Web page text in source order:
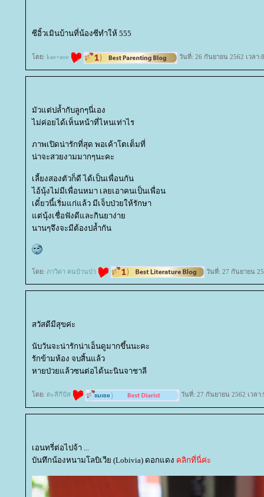
ซีอิ้วเมินบ้านที่น้องซีทำให้ 555
ดย: kae+aoe วันที่: 26 กันยายน 2562 เวลา
มัวแต่ปล้ำกับลูกๆนี่เอง
ไม่ค่อยได้เห็นหน้าที่ไหนเท่าไร
ภาพเปิดน่ารักที่สุด พอเค้าโตเต็มที่
น่าจะสวยงามมากๆนะคะ
เลี้ยงสองตัวก็ดี ได้เป็นเพื่อนกัน
ไอ้นุ้งไม่มีเพื่อนหมา เลยเอาคนเป็นเพื่อน
เดี๋ยวนี้เริ่มแก่แล้ว มีเจ็บป่วยให้รักษา
ต่นุ้งเชื่อฟังดีและกินยาง่า
นานๆจึงจะมีต้องปล้ำกัน
ดย: ภาวิดา คนบ้านป่า วันที่: 27 กันยายน
สวัสดีมีสุขค่ะ
นับวันจะน่ารักน่าเอ็นดูมากขึ้นนะคะ
รักข้ามห้อง จบสิ้นแล้ว
หายป่วยแล้วซนต่อได้นะนินจาชาลี
ดย: ตะลีกีปัส วันที่: 27 กันยายน 2562 เวลา
เอนทรี่ต่อไปจ้า ...
บันทึกน้องหนามโลบิเวีย (Lobivia) ดอกแดง คลิกที่นี่ค่ะ